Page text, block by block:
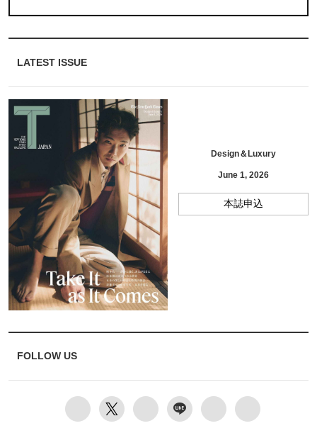
LATEST ISSUE
Design＆Luxury
June 1, 2026
本誌申込
FOLLOW US